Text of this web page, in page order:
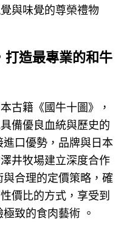
與味覺的尊榮禮物
打造最專業的和牛
古籍《國牛十圖》，
備優良血統與歷史的
口優勢，品牌與日本
井牧場建立深度合作
合理的定價策略，確
價比的方式，享受到
致的食肉藝術 。